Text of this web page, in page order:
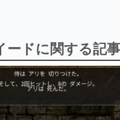
バイルゲーム史における主要なト
するほか、開発者へのインタビュ
載。約20年の歴史が一望できる決
のいたり〜ゲームクリエイタ
ヌケ』『ペンと箸』等で知られるマ